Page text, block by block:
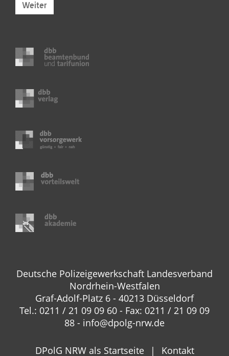
Weiter
Deutsche Polizeigewerkschaft Landesverband
Nordrhein-Westfalen
Graf-Adolf-Platz 6 - 40213 Düsseldorf
Tel.: 0211 / 21 09 09 60 - Fax: 0211 / 21 09 09
88 - info@dpolg-nrw.de
DPolG NRW als Startseite Kontakt